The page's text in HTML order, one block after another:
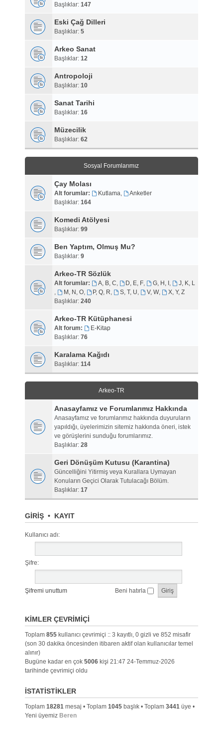
Başlıklar: 147
Eski Çağ Dilleri
Başlıklar: 5
Arkeo Sanat
Başlıklar: 12
Antropoloji
Başlıklar: 10
Sanat Tarihi
Başlıklar: 16
Müzecilik
Başlıklar: 62
Sosyal Forumlarımız
Çay Molası
Alt forumlar: Kutlama,
Anketler
Başlıklar: 164
Komedi Atölyesi
Başlıklar: 99
Ben Yaptım, Olmuş Mu?
Başlıklar: 9
Arkeo-TR Sözlük
Alt forumlar: A, B, C, D, E, F, G, H, I ,
J, K, L
,
M, N, O, P, Q, R, S, T, U, V, W,
X, Y, Z
Başlıklar: 240
Arkeo-TR Kütüphanesi
Alt forum:
E-Kitap
Başlıklar: 76
Karalama Kağıdı
Başlıklar: 114
Arkeo-TR
Anasayfamız ve Forumlarımız Hakkında
Anasayfamız ve forumlarımız hakkında duyuruların
yapıldığı, üyelerimizin sitemiz hakkında öneri, istek
ve görüşlerini sunduğu forumlarımız.
Başlıklar: 28
Geri Dönüşüm Kutusu (Karantina)
Güncelliğini Yitirmiş veya Kurallara Uymayan
Konuların Geçici Olarak Tutulacağı Bölüm.
Başlıklar: 17
GIRIŞ• KAYIT
Kullanıcı adı:
Şifre:
Şifremi unuttum Beni hatırla
KIMLER ÇEVRIMIÇI
Toplam 855kullanıcı çevrimiçi :: 3 kayıtlı, 0 gizli ve 852 misafir
(son 30 dakika öncesinden itibaren aktif olan kullanıcılar temel
alınır)
Bugüne kadar en çok 5006kişi 21:47 24-Temmuz-2026
tarihinde çevrimiçi oldu
İSTATISTIKLER
Toplam 18281mesaj • Toplam 1045başlık • Toplam 3441üye •
Yeni üyemiz Beren